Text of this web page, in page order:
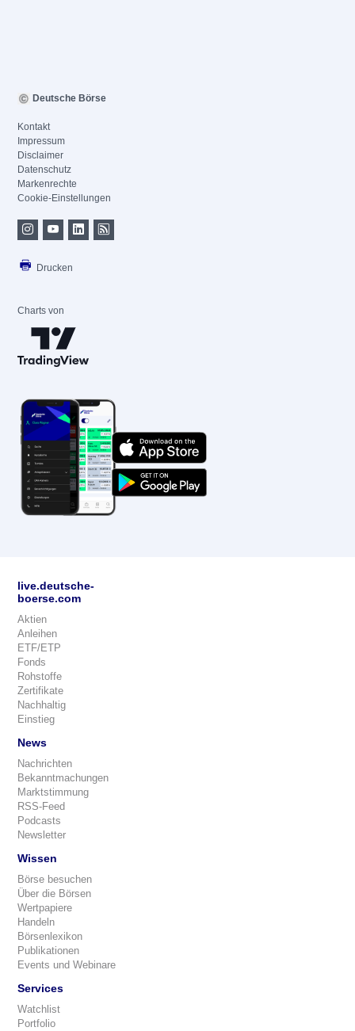
Deutsche Börse
Kontakt
Impressum
Disclaimer
Datenschutz
Markenrechte
Cookie-Einstellungen
Drucken
Charts von
live.deutsche-
boerse.com
Aktien
Anleihen
ETF/ETP
Fonds
Rohstoffe
Zertifikate
Nachhaltig
Einstieg
News
Nachrichten
Bekanntmachungen
Marktstimmung
RSS-Feed
Podcasts
Newsletter
Wissen
Börse besuchen
Über die Börsen
Wertpapiere
Handeln
Börsenlexikon
Publikationen
Events und Webinare
Services
Watchlist
Portfolio